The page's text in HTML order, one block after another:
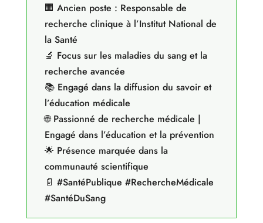
🏢 Ancien poste : Responsable de
recherche clinique à l’Institut National de
la Santé
🔬 Focus sur les maladies du sang et la
recherche avancée
📚 Engagé dans la diffusion du savoir et
l’éducation médicale
🌐 Passionné de recherche médicale |
Engagé dans l’éducation et la prévention
🌟 Présence marquée dans la
communauté scientifique
📄 #SantéPublique #RechercheMédicale
#SantéDuSang